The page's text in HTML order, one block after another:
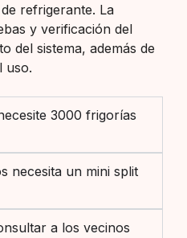
refrigerante. La
y verificación del
del sistema, además de
uso.
3000 frigorías
necesita un mini split
a los vecinos